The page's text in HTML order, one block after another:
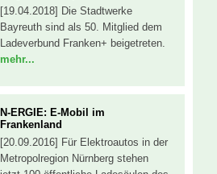
[19.04.2018] Die Stadtwerke
Bayreuth sind als 50. Mitglied dem
Ladeverbund Franken+ beigetreten.
mehr...
N-ERGIE: E-Mobil im
Frankenland
[20.09.2016] Für Elektroautos in der
Metropolregion Nürnberg stehen